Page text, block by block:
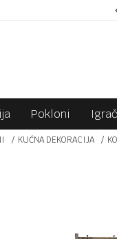
KARTICAMA!
Pokloni
KUĆNA DEKORACIJA